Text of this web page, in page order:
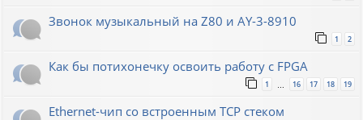
Звонок музыкальный на Z80 и AY-3-8910
1 2
Как бы потихонечку освоить работу с FPGA
1 16 17 18 19
Ethernet-чип со встроенным TCP стеком